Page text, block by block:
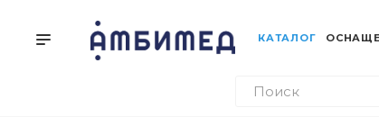
КАТАЛОГ